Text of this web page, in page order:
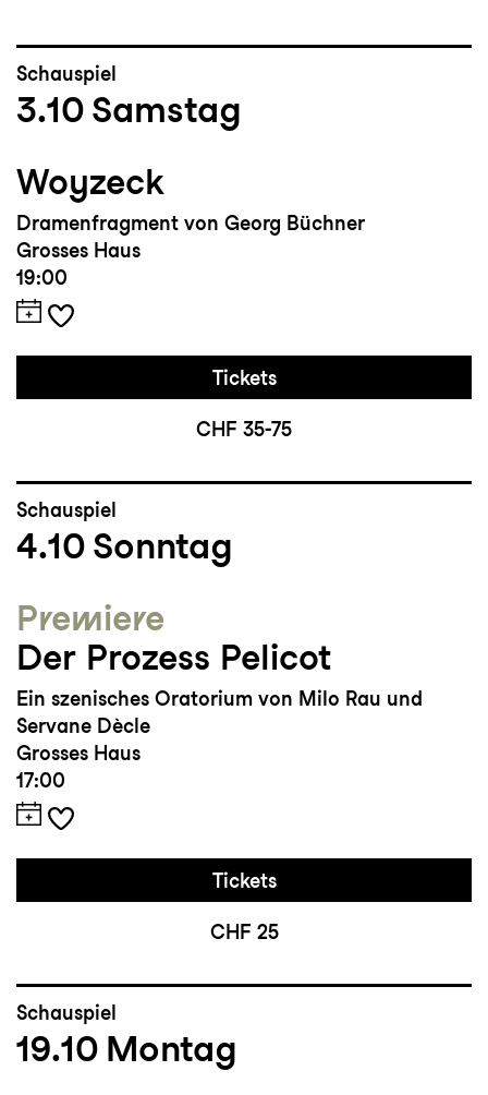
Schauspiel
3.10 Samstag
Woyzeck
Dramenfragment von Georg Büchner
Grosses Haus
19:00
Tickets
CHF 35-75
Schauspiel
4.10 Sonntag
Premiere
Der Prozess Pelicot
Ein szenisches Oratorium von Milo Rau und
Servane Dècle
Grosses Haus
17:00
Tickets
CHF 25
Schauspiel
19.10 Montag